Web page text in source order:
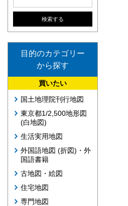
目的のカテゴリー
から探す
買いたい
国土地理院刊行地図
東京都1/2,500地形図
(白地図)
生活実用地図
外国語地図 (折図)・外
国語書籍
古地図・絵図
住宅地図
専門地図